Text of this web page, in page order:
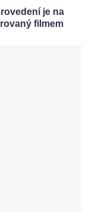
je na
filmem